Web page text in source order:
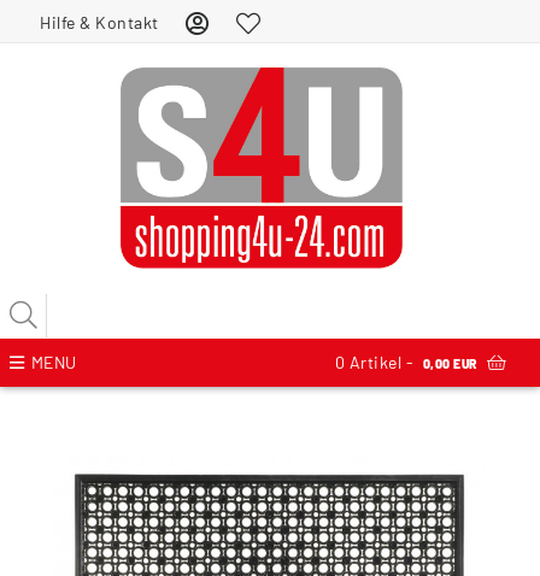
Hilfe & Kontakt
MENU 0 Artikel - 0,00 EUR